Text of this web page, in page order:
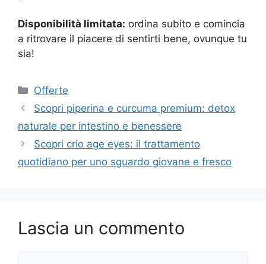
Disponibilità limitata: ordina subito e comincia
a ritrovare il piacere di sentirti bene, ovunque tu
sia!
Categorie
Offerte
Scopri piperina e curcuma premium: detox
naturale per intestino e benessere
Scopri crio age eyes: il trattamento
quotidiano per uno sguardo giovane e fresco
Lascia un commento